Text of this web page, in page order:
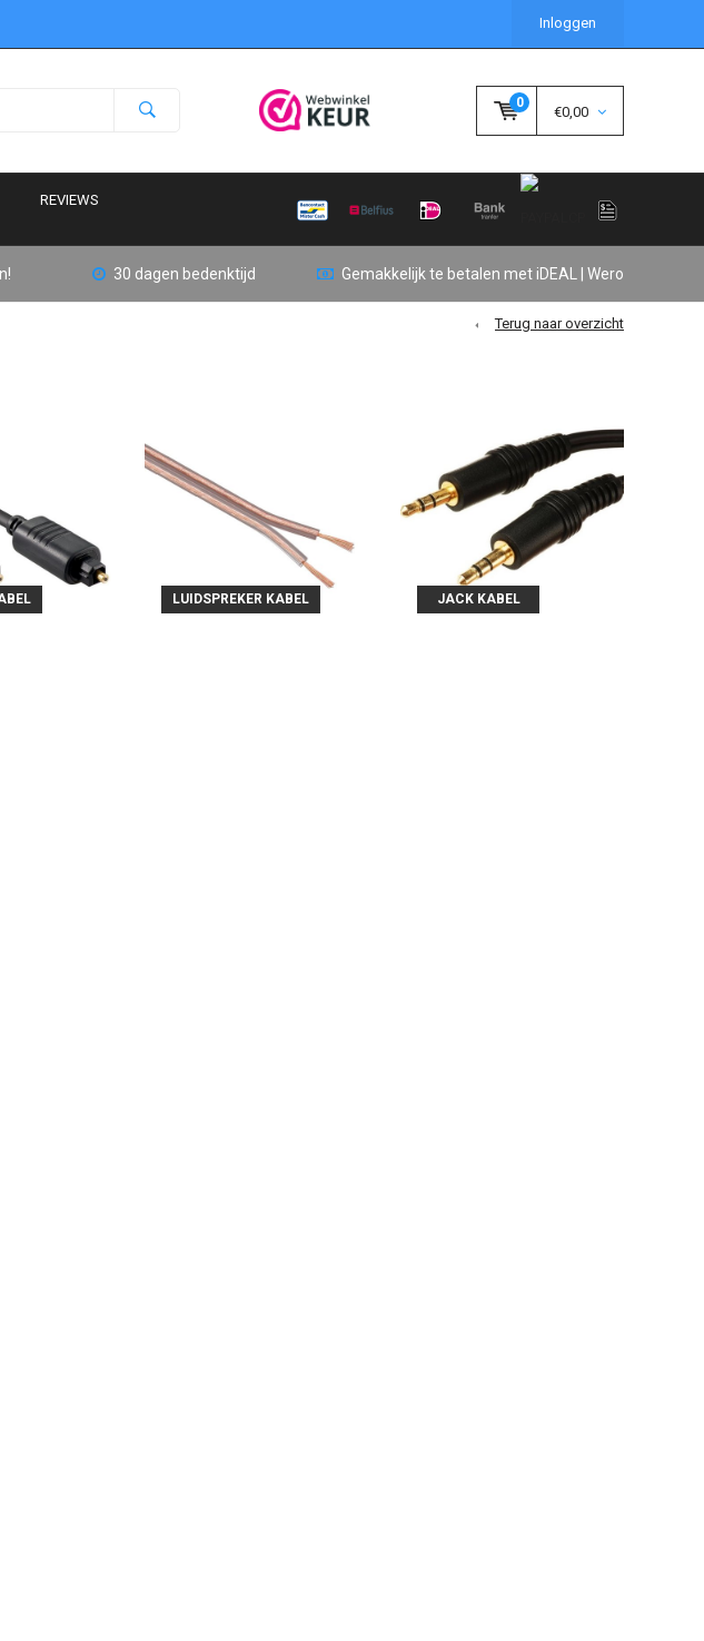
Inloggen
0
€0,00
REVIEWS
30 dagen bedenktijd Gemakkelijk te betalen met iDEAL | Wero
Terug naar overzicht
LUIDSPREKER KABEL JACK KABEL